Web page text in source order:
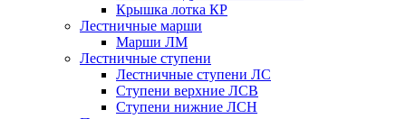
Крышка лотка КР
Лестничные марши
Марши ЛМ
Лестничные ступени
Лестничные ступени ЛС
Ступени верхние ЛСВ
Ступени нижние ЛСН